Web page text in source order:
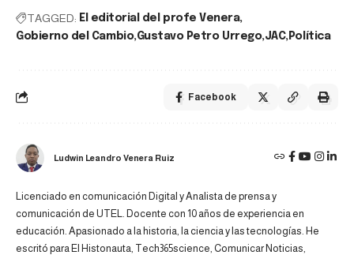
TAGGED: El editorial del profe Venera
Gobierno del Cambio Gustavo Petro Urrego JAC Política
Facebook
Ludwin Leandro Venera Ruiz
Licenciado en comunicación Digital y Analista de prensa y
comunicación de UTEL. Docente con 10 años de experiencia en
educación. Apasionado a la historia, la ciencia y las tecnologías. He
escritó para El Histonauta, Tech365science, Comunicar Noticias,